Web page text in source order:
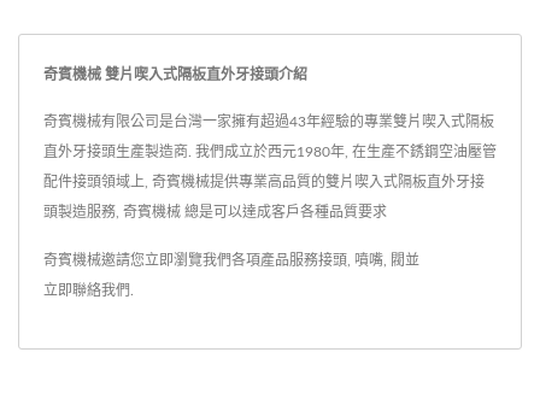
奇賓機械 雙片喫入式隔板直外牙接頭介紹
奇賓機械有限公司是台灣一家擁有超過43年經驗的專業雙片喫入式隔板
直外牙接頭生產製造商. 我們成立於西元1980年, 在生產不銹鋼空油壓管
配件接頭領域上, 奇賓機械提供專業高品質的雙片喫入式隔板直外牙接
頭製造服務, 奇賓機械 總是可以達成客戶各種品質要求
奇賓機械邀請您立即瀏覽我們各項產品服務接頭 噴嘴 閥 並
立即聯絡我們